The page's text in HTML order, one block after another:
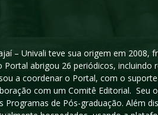
– Univali teve sua origem em 2008,
abrigou 26 periódicos, incluindo
a coordenar o Portal, com o
com um Comitê Editorial. Seu
de Pós-graduação. Além